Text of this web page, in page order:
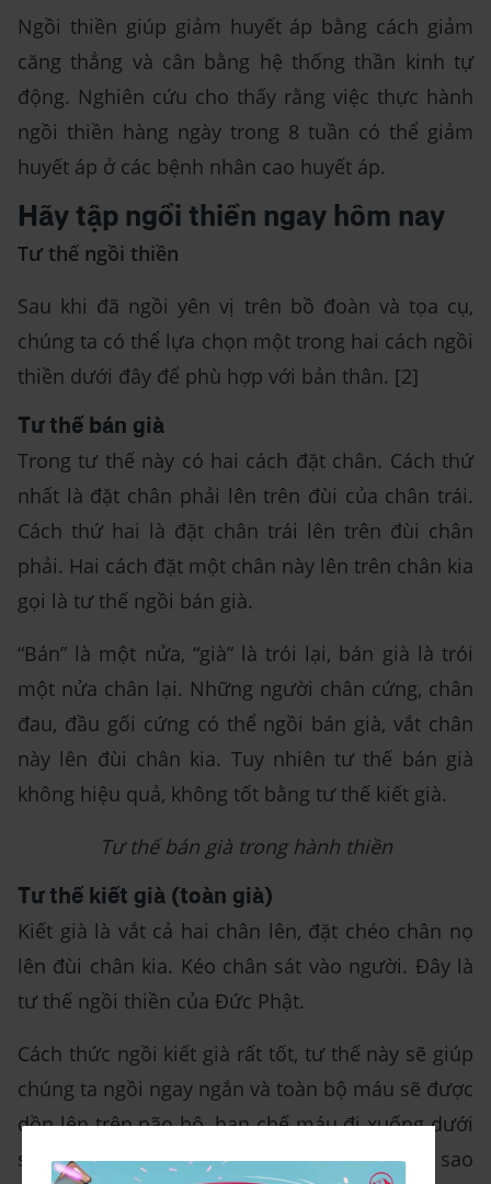
Ngồi thiền giúp giảm huyết áp bằng cách giảm
căng thẳng và cân bằng hệ thống thần kinh tự
động. Nghiên cứu cho thấy rằng việc thực hành
ngồi thiền hàng ngày trong 8 tuần có thể giảm
huyết áp ở các bệnh nhân cao huyết áp.
Hãy tập ngồi thiền ngay hôm nay
Tư thế ngồi thiền
Sau khi đã ngồi yên vị trên bồ đoàn và tọa cụ,
chúng ta có thể lựa chọn một trong hai cách ngồi
thiền dưới đây để phù hợp với bản thân. [2]
Tư thế bán già
Trong tư thế này có hai cách đặt chân. Cách thứ
nhất là đặt chân phải lên trên đùi của chân trái.
Cách thứ hai là đặt chân trái lên trên đùi chân
phải. Hai cách đặt một chân này lên trên chân kia
gọi là tư thế ngồi bán già.
“Bán” là một nửa, “già” là trói lại, bán già là trói
một nửa chân lại. Những người chân cứng, chân
đau, đầu gối cứng có thể ngồi bán già, vắt chân
này lên đùi chân kia. Tuy nhiên tư thế bán già
không hiệu quả, không tốt bằng tư thế kiết già.
Tư thế bán già trong hành thiền
Tư thế kiết già (toàn già)
Kiết già là vắt cả hai chân lên, đặt chéo chân nọ
lên đùi chân kia. Kéo chân sát vào người. Đây là
tư thế ngồi thiền của Đức Phật.
Cách thức ngồi kiết già rất tốt, tư thế này sẽ giúp
chúng ta ngồi ngay ngắn và toàn bộ máu sẽ được
dồn lên trên não bộ, hạn chế máu đi xuống dưới
sẽ sinh ra dục niệm. Điều này giải thích vì sao